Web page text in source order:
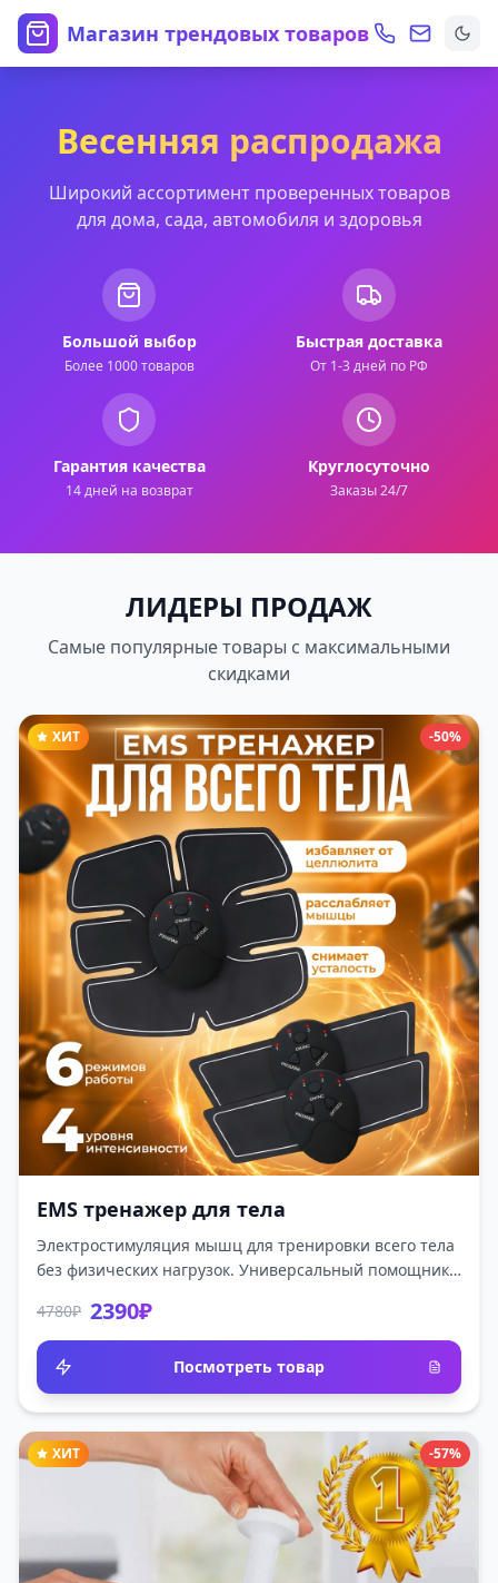
Магазин трендовых товаров
Весенняя распродажа
Широкий ассортимент проверенных товаров
для дома, сада, автомобиля и здоровья
Большой выбор
Более 1000 товаров
Быстрая доставка
От 1-3 дней по РФ
Гарантия качества
14 дней на возврат
Круглосуточно
Заказы 24/7
ЛИДЕРЫ ПРОДАЖ
Самые популярные товары с максимальными
скидками
ХИТ -50%
EMS тренажер для тела
Электростимуляция мышц для тренировки всего тела
без физических нагрузок. Универсальный помощник
4780₽ 2390₽
Посмотреть товар
ХИТ -57%